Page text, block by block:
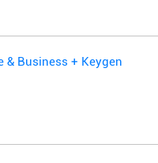
& Business + Keygen